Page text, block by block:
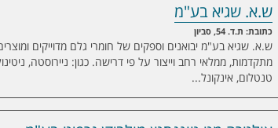
ש.א. שגיא בע"מ
ש.א. שגיא בע"מ
כתובת: ת.ד. 54, סביון
ש.א. שגיא בע"מ יבואנים וספקים של חומרי גלם מדוייקים
מתקדמות, ממלאי רחב וייצור על פי דרישה. כגון: ניירוסטה,
טנטלום, אינקונל...